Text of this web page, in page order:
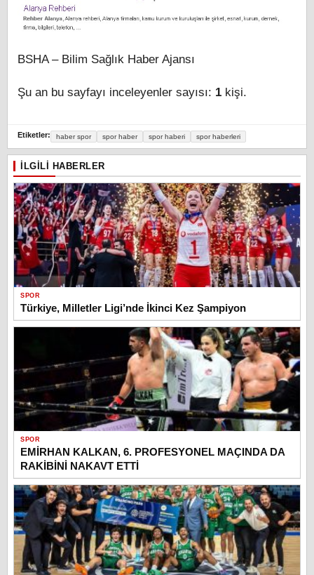
BSHA – Bilim Sağlık Haber Ajansı
Şu an bu sayfayı inceleyenler sayısı: 1 kişi.
Etiketler: haber spor spor haber spor haberi spor haberleri
İLGILI HABERLER
SPOR
Türkiye, Milletler Ligi’nde İkinci Kez Şampiyon
SPOR
EMİRHAN KALKAN, 6. PROFESYONEL MAÇINDA DA
RAKİBİNİ NAKAVT ETTİ